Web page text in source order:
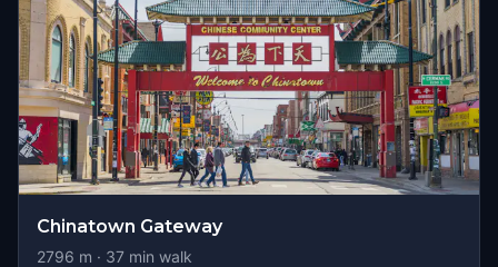
Chinatown Gateway
2796 m · 37 min walk